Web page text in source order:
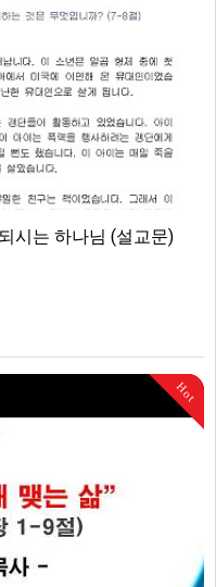
시는 하나님 (설교문)
Hot